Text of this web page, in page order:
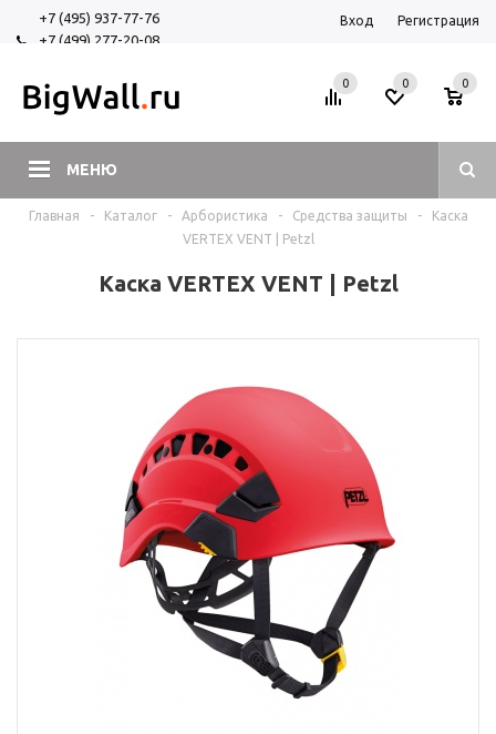
+7 (495) 937-77-76
+7 (499) 277-20-08
Вход Регистрация
МЕНЮ
0 0
0
Главная - Каталог - Арбористика - Средства защиты -
Каска
VERTEX VENT | Petzl
Каска VERTEX VENT | Petzl